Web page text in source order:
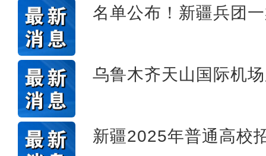
名单公布！新疆兵团
乌鲁木齐天山国际机
新疆2025年普通高校